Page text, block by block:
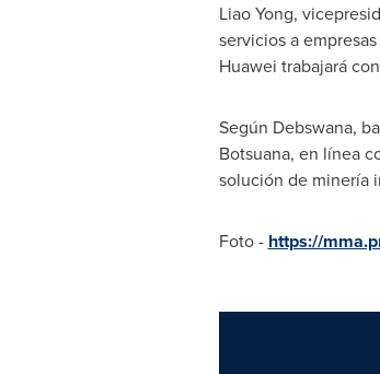
Liao Yong,
servicios a
Huawei trabajará
Según Debswana,
Botsuana, en línea
solución de minería
Foto - https://